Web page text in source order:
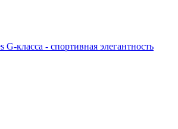
класса - спортивная элегантность